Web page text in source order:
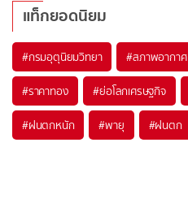
แท็กยอดนิยม
#กรมอุตุนิยมวิทยา #สภาพอากาศ
#ราคาทอง #ย่อโลกเศรษฐกิจ
#ฝนตกหนัก #พายุ #ฝนตก